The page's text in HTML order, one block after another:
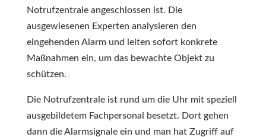
Notrufzentrale angeschlossen ist. Die
ausgewiesenen Experten analysieren den
eingehenden Alarm und leiten sofort konkrete
Maßnahmen ein, um das bewachte Objekt zu
schützen.
Die Notrufzentrale ist rund um die Uhr mit speziell
ausgebildetem Fachpersonal besetzt. Dort gehen
dann die Alarmsignale ein und man hat Zugriff auf